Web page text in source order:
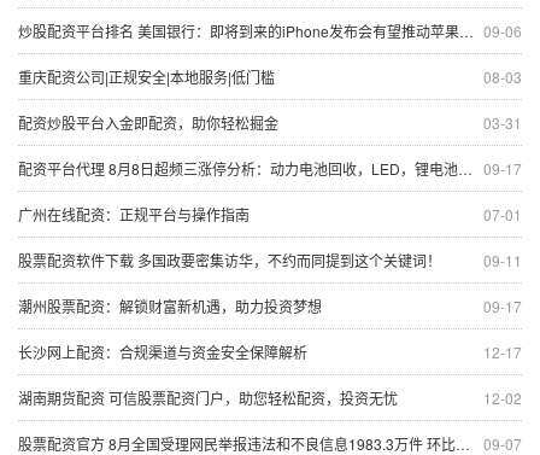
09-06
炒股配资平台排名 美国银行：即将到来的iPhone发布会有望推动苹果股价上涨
08-03
重庆配资公司|正规安全|本地服务|低门槛
03-31
配资炒股平台入金即配资，助你轻松掘金
09-17
配资平台代理 8月8日超频三涨停分析：动力电池回收，LED，锂电池概念热股
07-01
广州在线配资：正规平台与操作指南
09-11
股票配资软件下载 多国政要密集访华，不约而同提到这个关键词！
09-17
潮州股票配资：解锁财富新机遇，助力投资梦想
12-17
长沙网上配资：合规渠道与资金安全保障解析
12-02
湖南期货配资 可信股票配资门户，助您轻松配资，投资无忧
09-07
股票配资官方 8月全国受理网民举报违法和不良信息1983.3万件 环比增长4.2%